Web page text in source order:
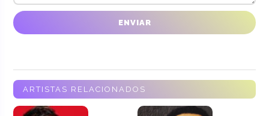
ARTISTAS RELACIONADOS